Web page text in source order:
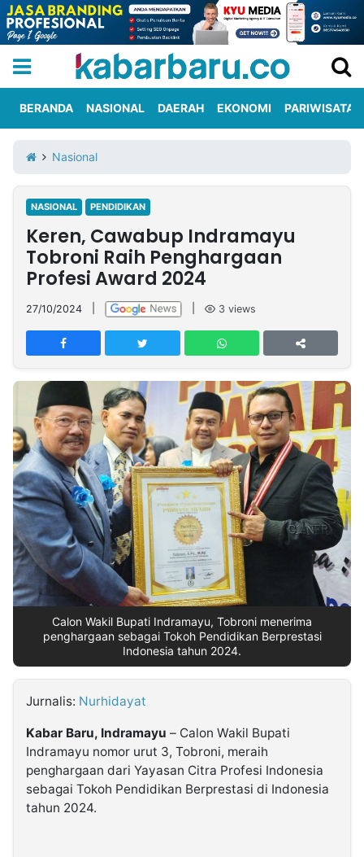
Iklan
Berita
Kami
Nasional
International
Olahraga
Entertainment
Daerah
Pariwisata
Kuliner
Kolom
Network
PT
TREETAN
INDONESIA
Partner
Insight
NTB
Suara
Time
Lens
IDN
Daily
Jogja
Jalan
Rakyat
Idealita
News
Kita
Notice
Radar
Baru
Seedbacklink
Follow
Kabarbaru
Kabarbaru.co
BERANDA NASIONAL DAERAH EKONOMI PARIWISATA
Nasional
NASIONAL PENDIDIKAN
Keren, Cawabup Indramayu
Tobroni Raih Penghargaan
Profesi Award 2024
27/10/2024 3 views
Calon Wakil Bupati Indramayu, Tobroni menerima
penghargaan sebagai Tokoh Pendidikan Berprestasi
Indonesia tahun 2024.
Jurnalis: Nurhidayat
Kabar Baru, Indramayu – Calon Wakil Bupati
Indramayu nomor urut 3, Tobroni, meraih
penghargaan dari Yayasan Citra Profesi Indonesia
sebagai Tokoh Pendidikan Berprestasi di Indonesia
tahun 2024.